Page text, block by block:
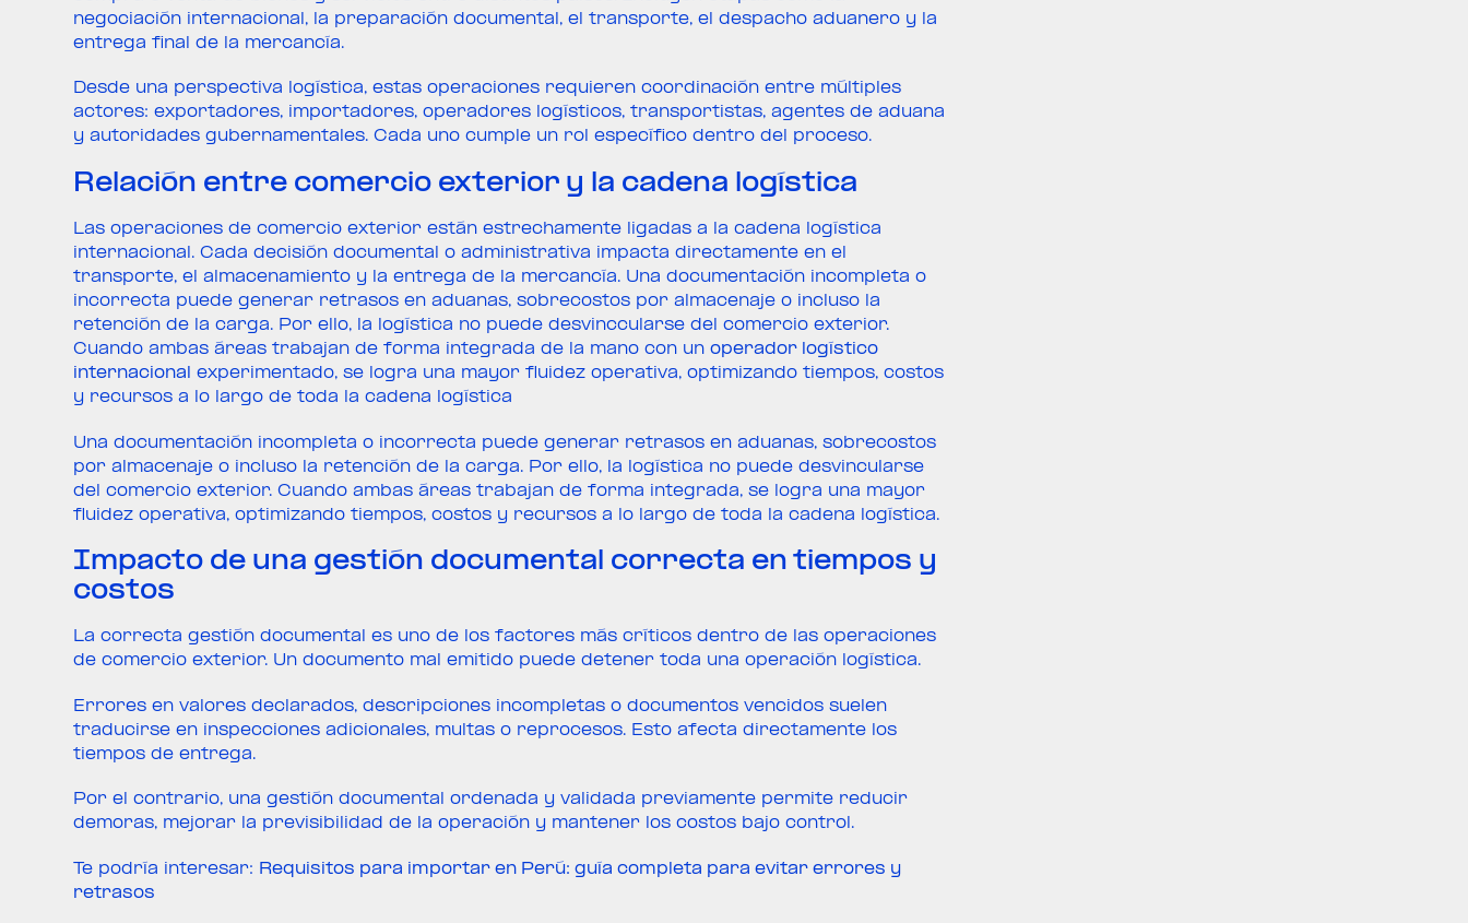
negociación internacional, la preparación documental, el transporte, el despacho aduanero y la
entrega final de la mercancía.
Desde una perspectiva logística, estas operaciones requieren coordinación entre múltiples
actores: exportadores, importadores, operadores logísticos, transportistas, agentes de aduana
y autoridades gubernamentales. Cada uno cumple un rol específico dentro del proceso.
Relación entre comercio exterior y la cadena logística
Las operaciones de comercio exterior están estrechamente ligadas a la cadena logística
internacional. Cada decisión documental o administrativa impacta directamente en el
transporte, el almacenamiento y la entrega de la mercancía. Una documentación incompleta o
incorrecta puede generar retrasos en aduanas, sobrecostos por almacenaje o incluso la
retención de la carga. Por ello, la logística no puede desvinccularse del comercio exterior.
Cuando ambas áreas trabajan de forma integrada de la mano con unoperador logístico
internacional
experimentado, se logra una mayor fluidez operativa, optimizando tiempos, costos
y recursos a lo largo de toda la cadena logística
Una documentación incompleta o incorrecta puede generar retrasos en aduanas, sobrecostos
por almacenaje o incluso la retención de la carga. Por ello, la logística no puede desvincularse
del comercio exterior. Cuando ambas áreas trabajan de forma integrada, se logra una mayor
fluidez operativa, optimizando tiempos, costos y recursos a lo largo de toda la cadena logística.
Impacto de una gestión documental correcta en tiempos y
costos
La correcta gestión documental es uno de los factores más críticos dentro de las operaciones
de comercio exterior. Un documento mal emitido puede detener toda una operación logística.
Errores en valores declarados, descripciones incompletas o documentos vencidos suelen
traducirse en inspecciones adicionales, multas o reprocesos. Esto afecta directamente los
tiempos de entrega.
Por el contrario, una gestión documental ordenada y validada previamente permite reducir
demoras, mejorar la previsibilidad de la operación y mantener los costos bajo control.
Te podría interesar: Requisitos para importar en Perú: guía completa para evitar errores y
retrasos